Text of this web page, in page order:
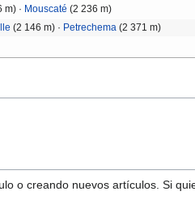
m) · Mouscaté (2 236 m)
(2 146 m) · Petrechema (2 371 m)
o creando nuevos artículos. Si